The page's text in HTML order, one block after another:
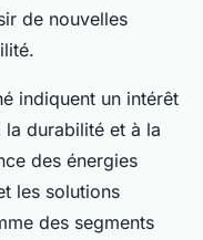
de nouvelles
indiquent un intérêt
durabilité et à la
des énergies
les solutions
des segments